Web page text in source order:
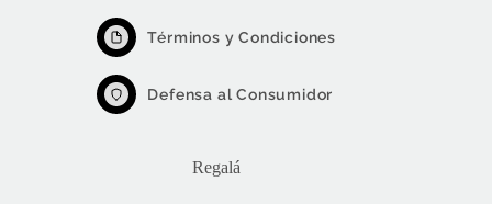
Términos y Condiciones
Defensa al Consumidor
Regalá